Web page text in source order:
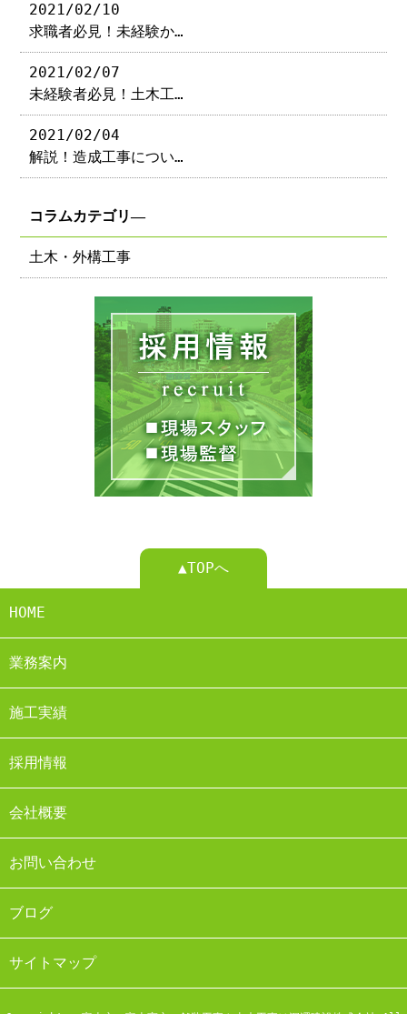
2021/02/10
求職者必見！未経験か…
2021/02/07
未経験者必見！土木工…
2021/02/04
解説！造成工事につい…
コラムカテゴリ―
土木・外構工事
▲TOPへ
HOME
業務案内
施工実績
採用情報
会社概要
お問い合わせ
ブログ
サイトマップ